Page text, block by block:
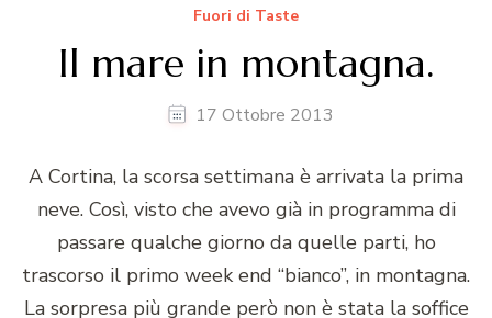
Fuori di Taste
Il mare in montagna.
17 Ottobre 2013
A Cortina, la scorsa settimana è arrivata la prima
neve. Così, visto che avevo già in programma di
passare qualche giorno da quelle parti, ho
trascorso il primo week end “bianco”, in montagna.
La sorpresa più grande però non è stata la soffice